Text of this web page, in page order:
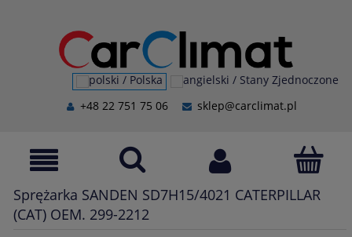
+48 22 751 75 06 sklep@carclimat.pl
Sprężarka SANDEN SD7H15/4021 CATERPILLAR
(CAT) OEM. 299-2212